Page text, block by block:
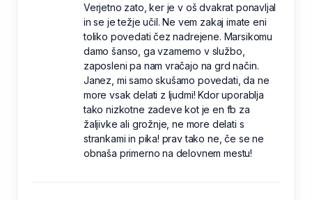
Verjetno zato, ker je v oš dvakrat ponavljal
in se je težje učil. Ne vem zakaj imate eni
toliko povedati čez nadrejene. Marsikomu
damo šanso, ga vzamemo v službo,
zaposleni pa nam vračajo na grd način.
Janez, mi samo skušamo povedati, da ne
more vsak delati z ljudmi! Kdor uporablja
tako nizkotne zadeve kot je en fb za
žaljivke ali grožnje, ne more delati s
strankami in pika! prav tako ne, če se ne
obnaša primerno na delovnem mestu!